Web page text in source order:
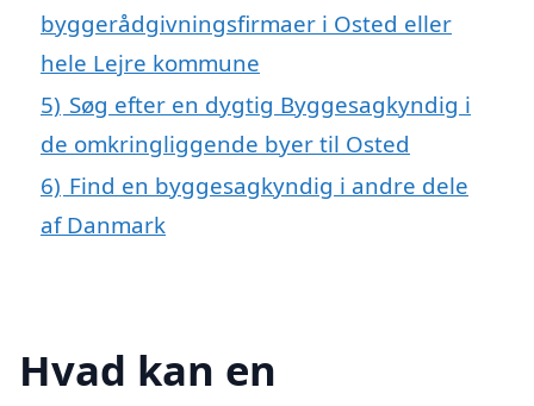
byggerådgivningsfirmaer i Osted eller
hele Lejre kommune
5) Søg efter en dygtig Byggesagkyndig i
de omkringliggende byer til Osted
6) Find en byggesagkyndig i andre dele
af Danmark
Hvad kan en